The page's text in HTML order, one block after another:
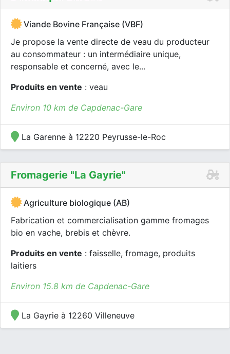
Viande Bovine Française (VBF)
Je propose la vente directe de veau du producteur
au consommateur : un intermédiaire unique,
responsable et concerné, avec le...
Produits en vente : veau
Environ 10 km de Capdenac-Gare
La Garenne à 12220 Peyrusse-le-Roc
Fromagerie "la Gayrie"
Agriculture biologique (AB)
Fabrication et commercialisation gamme fromages
bio en vache, brebis et chèvre.
Produits en vente : faisselle, fromage, produits
laitiers
Environ 15.8 km de Capdenac-Gare
La Gayrie à 12260 Villeneuve